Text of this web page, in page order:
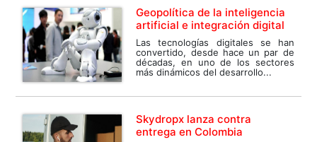
Geopolítica de la inteligencia
artificial e integración digital
Las tecnologías digitales se han
convertido, desde hace un par de
décadas, en uno de los sectores
más dinámicos del desarrollo...
Skydropx lanza contra
entrega en Colombia